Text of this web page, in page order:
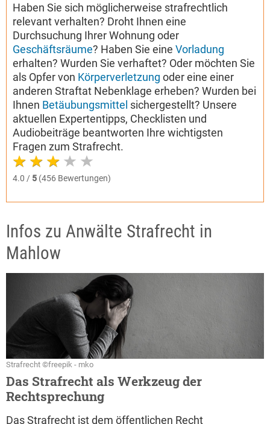
Haben Sie sich möglicherweise strafrechtlich
relevant verhalten? Droht Ihnen eine
Durchsuchung Ihrer Wohnung oder
Geschäftsräume? Haben Sie eine Vorladung
erhalten? Wurden Sie verhaftet? Oder möchten Sie
als Opfer von Körperverletzung oder eine einer
anderen Straftat Nebenklage erheben? Wurden bei
Ihnen Betäubungsmittel sichergestellt? Unsere
aktuellen Expertentipps, Checklisten und
Audiobeiträge beantworten Ihre wichtigsten
Fragen zum Strafrecht.
4.0 / 5 (456 Bewertungen)
Infos zu Anwälte Strafrecht in
Mahlow
Strafrecht ©freepik - mko
Das Strafrecht als Werkzeug der
Rechtsprechung
Das Strafrecht ist dem öffentlichen Recht